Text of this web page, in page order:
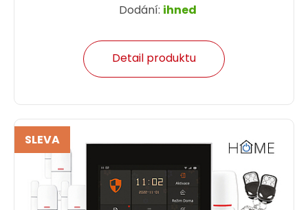
Dodání: ihned
Detail produktu
SLEVA